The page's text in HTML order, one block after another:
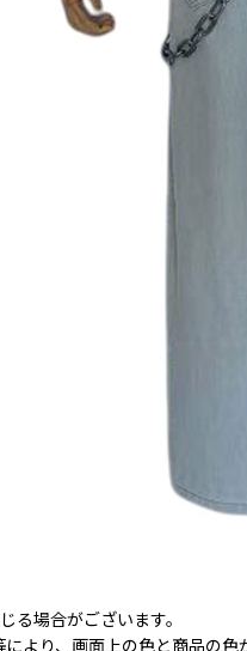
る場合がございます。
より、画面上の色と商品の色